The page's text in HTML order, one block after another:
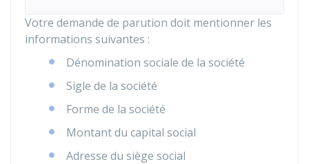
Votre demande de parution doit mentionner les
informations suivantes :
Dénomination sociale de la société
Sigle de la société
Forme de la société
Montant du capital social
Adresse du siège social